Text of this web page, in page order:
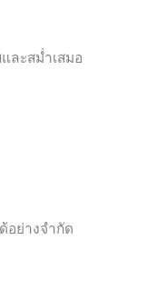
ละสม่ำเสมอ
อย่างจำกัด